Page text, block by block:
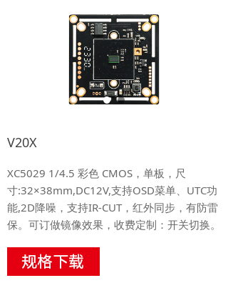
V20X
XC5029 1/4.5 彩色 CMOS，单板，尺
寸:32×38mm,DC12V,支持OSD菜单、UTC功
能,2D降噪，支持IR-CUT，红外同步，有防雷
保。可订做镜像效果，收费定制：开关切换。